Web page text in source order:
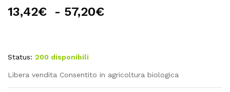
13,42€ - 57,20€
a
57,20€
Status: 200 disponibili
Libera vendita Consentito in agricoltura biologica